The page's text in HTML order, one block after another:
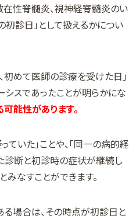
在性脊髄炎、視神経脊髄炎のい
初診日」として扱えるかについ
初めて医師の診療を受けた日」
シスであったことが明らかにな
能性があります。
いた」ことや、「同一の病的経
診断と初診時の症状が継続し
なすことができます。
場合は、その時点が初診日と